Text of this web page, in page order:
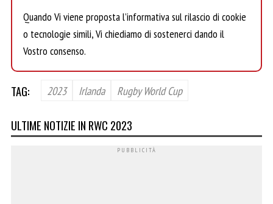
Quando Vi viene proposta l’informativa sul rilascio di cookie
o tecnologie simili, Vi chiediamo di sostenerci dando il
Vostro consenso.
TAG: 2023 Irlanda Rugby World Cup
ULTIME NOTIZIE IN RWC 2023